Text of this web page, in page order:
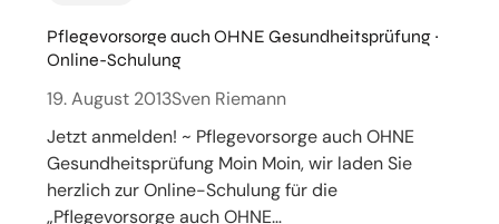
Pflegevorsorge auch OHNE Gesundheitsprüfung ~
Online-Schulung
19. August 2013Sven Riemann
Jetzt anmelden! ~ Pflegevorsorge auch OHNE
Gesundheitsprüfung Moin Moin, wir laden Sie
herzlich zur Online-Schulung für die
„Pflegevorsorge auch OHNE…